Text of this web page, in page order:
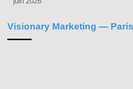
Visionary Marketing —